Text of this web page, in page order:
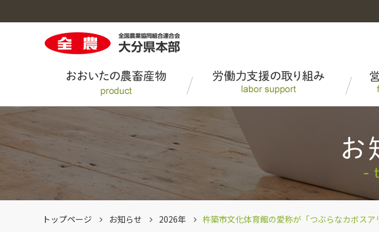
おおいたの農畜産物のトップへ 米・麦・大豆
果物
営農情報のトップへ 農業機械レンタル情
畜産市況
ＪＡ全農おおいたの取り組みのトップへ 各部門の取り組み
完熟かぼすに関する取り組み
ＪＡ全農おおいたのトップへ
トップページ お知らせ 2026年 杵築市文化体育館の愛称が「つぶらなカボス